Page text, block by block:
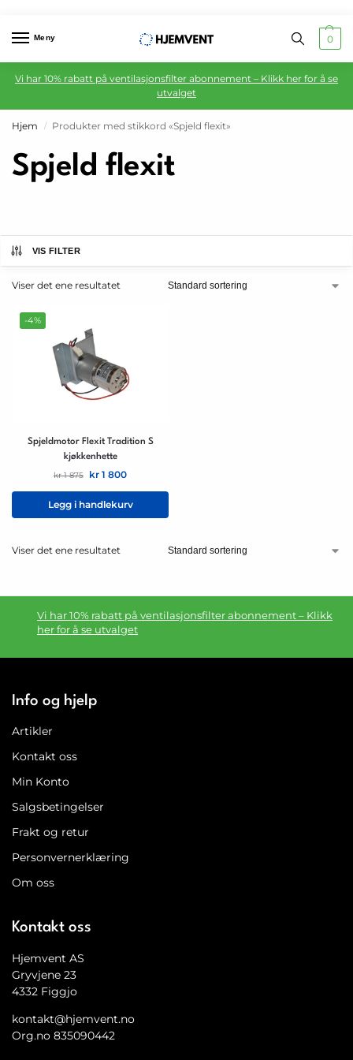
Meny 0
Vi har 10% rabatt på ventilasjonsfilter abonnement – Klikk her for å se
utvalget
Hjem / Produkter med stikkord «Spjeld flexit»
Spjeld flexit
VIS FILTER
Viser det ene resultatet
-4%
Spjeldmotor Flexit Tradition S
kjøkkenhette
kr1 875 kr 1 800
Legg i handlekurv
Viser det ene resultatet
Vi har 10% rabatt på ventilasjonsfilter abonnement – Klikk
her for å se utvalget
Info og hjelp
Artikler
Kontakt oss
Min Konto
Salgsbetingelser
Frakt og retur
Personvernerklæring
Om oss
Kontakt oss
Hjemvent AS
Gryvjene 23
4332 Figgjo
kontakt@hjemvent.no
Org.no 835090442